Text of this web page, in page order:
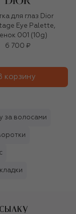
для глаз Dior
Eye Palette,
001 (10g)
6 700 ₽
корзину
за волосами